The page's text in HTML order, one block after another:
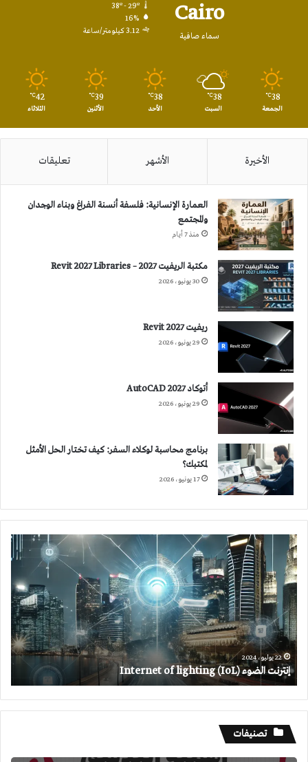
Cairo
سماء صافية
38º - 29º
16%
3.12 كيلومتر/ساعة
38
℃
الجمعة
38
℃
السبت
38
℃
الأحد
39
℃
الأثنين
42
℃
الثلاثاء
الأخيرة الأشهر تعليقات
العمارة الإنسانية: فلسفة أنسنة الفراغ وبناء الوجدان
والمجتمع
منذ 7 أيام
مكتبة الريفيت 2027 – Revit 2027 Libraries
30 يونيو، 2026
ريفيت 2027 Revit
29 يونيو، 2026
أتوكاد 2027 AutoCAD
29 يونيو، 2026
برنامج محاسبة لوكلاء السفر: كيف تختار الحل الأمثل
لمكتبك؟
17 يونيو، 2026
إنترنت
الضوء
Internet
of
lighting
(IoL)
22 يوليو، 2024
إنترنت الضوء Internet of lighting (IoL)
تصنيفات